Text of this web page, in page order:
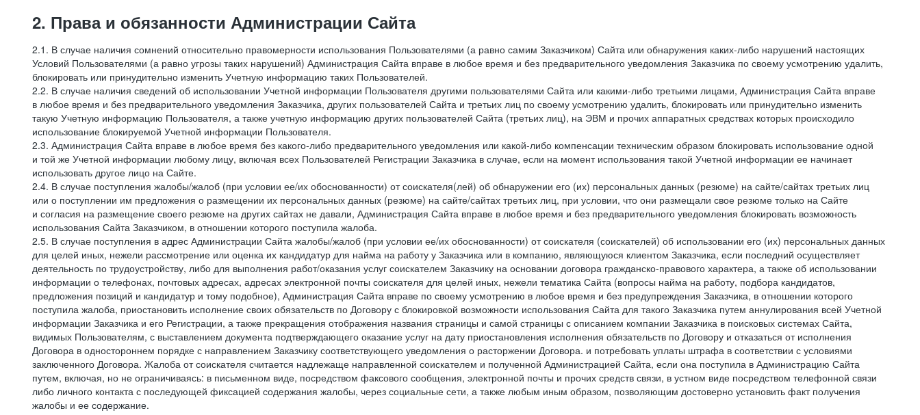
2. Права и обязанности Администрации Сайта
2.1. В случае наличия сомнений относительно правомерности использования Пользователями (а равно самим Заказчиком) Сайта или обнаружения каких-либо нарушений настоящих
Условий Пользователями (а равно угрозы таких нарушений) Администрация Сайта вправе в любое время и без предварительного уведомления Заказчика по своему усмотрению удалить,
блокировать или принудительно изменить Учетную информацию таких Пользователей.
2.2. В случае наличия сведений об использовании Учетной информации Пользователя другими пользователями Сайта или какими-либо третьими лицами, Администрация Сайта вправе
в любое время и без предварительного уведомления Заказчика, других пользователей Сайта и третьих лиц по своему усмотрению удалить, блокировать или принудительно изменить
такую Учетную информацию Пользователя, а также учетную информацию других пользователей Сайта (третьих лиц), на ЭВМ и прочих аппаратных средствах которых происходило
использование блокируемой Учетной информации Пользователя.
2.3. Администрация Сайта вправе в любое время без какого-либо предварительного уведомления или какой-либо компенсации техническим образом блокировать использование одной
и той же Учетной информации любому лицу, включая всех Пользователей Регистрации Заказчика в случае, если на момент использования такой Учетной информации ее начинает
использовать другое лицо на Сайте.
2.4. В случае поступления жалобы/жалоб (при условии ее/их обоснованности) от соискателя(лей) об обнаружении его (их) персональных данных (резюме) на сайте/сайтах третьих лиц
или о поступлении им предложения о размещении их персональных данных (резюме) на сайте/сайтах третьих лиц, при условии, что они размещали свое резюме только на Сайте
и согласия на размещение своего резюме на других сайтах не давали, Администрация Сайта вправе в любое время и без предварительного уведомления блокировать возможность
использования Сайта Заказчиком, в отношении которого поступила жалоба.
2.5. В случае поступления в адрес Администрации Сайта жалобы/жалоб (при условии ее/их обоснованности) от соискателя (соискателей) об использовании его (их) персональных данных
для целей иных, нежели рассмотрение или оценка их кандидатур для найма на работу у Заказчика или в компанию, являющуюся клиентом Заказчика, если последний осуществляет
деятельность по трудоустройству, либо для выполнения работ/оказания услуг соискателем Заказчику на основании договора гражданско-правового характера, а также об использовании
информации о телефонах, почтовых адресах, адресах электронной почты соискателя для целей иных, нежели тематика Сайта (вопросы найма на работу, подбора кандидатов,
предложения позиций и кандидатур и тому подобное), Администрация Сайта вправе по своему усмотрению в любое время и без предупреждения Заказчика, в отношении которого
поступила жалоба, приостановить исполнение своих обязательств по Договору с блокировкой возможности использования Сайта для такого Заказчика путем аннулирования всей Учетной
информации Заказчика и его Регистрации, а также прекращения отображения названия страницы и самой страницы с описанием компании Заказчика в поисковых системах Сайта,
видимых Пользователям, с выставлением документа подтверждающего оказание услуг на дату приостановления исполнения обязательств по Договору и отказаться от исполнения
Договора в одностороннем порядке с направлением Заказчику соответствующего уведомления о расторжении Договора. и потребовать уплаты штрафа в соответствии с условиями
заключенного Договора. Жалоба от соискателя считается надлежаще направленной соискателем и полученной Администрацией Сайта, если она поступила в Администрацию Сайта
путем, включая, но не ограничиваясь: в письменном виде, посредством факсового сообщения, электронной почты и прочих средств связи, в устном виде посредством телефонной связи
либо личного контакта с последующей фиксацией содержания жалобы, через социальные сети, а также любым иным образом, позволяющим достоверно установить факт получения
жалобы и ее содержание.